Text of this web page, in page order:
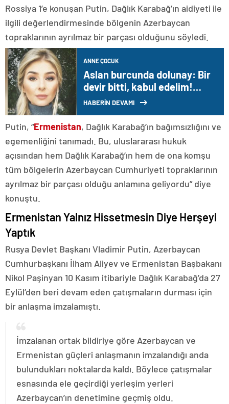
Rossiya 1’e konuşan Putin, Dağlık Karabağ’ın aidiyeti ile
ilgili değerlendirmesinde bölgenin Azerbaycan
topraklarının ayrılmaz bir parçası olduğunu söyledi.
ANNE ÇOCUK
Aslan burcunda dolunay: Bir
devir bitti, kabul edelim!
Hangi burcu ne bekliyor?
HABERİN DEVAMI
Putin, “Ermenistan, Dağlık Karabağ’ın bağımsızlığını ve
egemenliğini tanımadı. Bu, uluslararası hukuk
açısından hem Dağlık Karabağ’ın hem de ona komşu
tüm bölgelerin Azerbaycan Cumhuriyeti topraklarının
ayrılmaz bir parçası olduğu anlamına geliyordu” diye
konuştu.
Ermenistan Yalnız Hissetmesin Diye Herşeyi
Yaptık
Rusya Devlet Başkanı Vladimir Putin, Azerbaycan
Cumhurbaşkanı İlham Aliyev ve Ermenistan Başbakanı
Nikol Paşinyan 10 Kasım itibariyle Dağlık Karabağ’da 27
Eylül’den beri devam eden çatışmaların durması için
bir anlaşma imzalamıştı.
İmzalanan ortak bildiriye göre Azerbaycan ve
Ermenistan güçleri anlaşmanın imzalandığı anda
bulundukları noktalarda kaldı. Böylece çatışmalar
esnasında ele geçirdiği yerleşim yerleri
Azerbaycan’ın denetimine geçmiş oldu.